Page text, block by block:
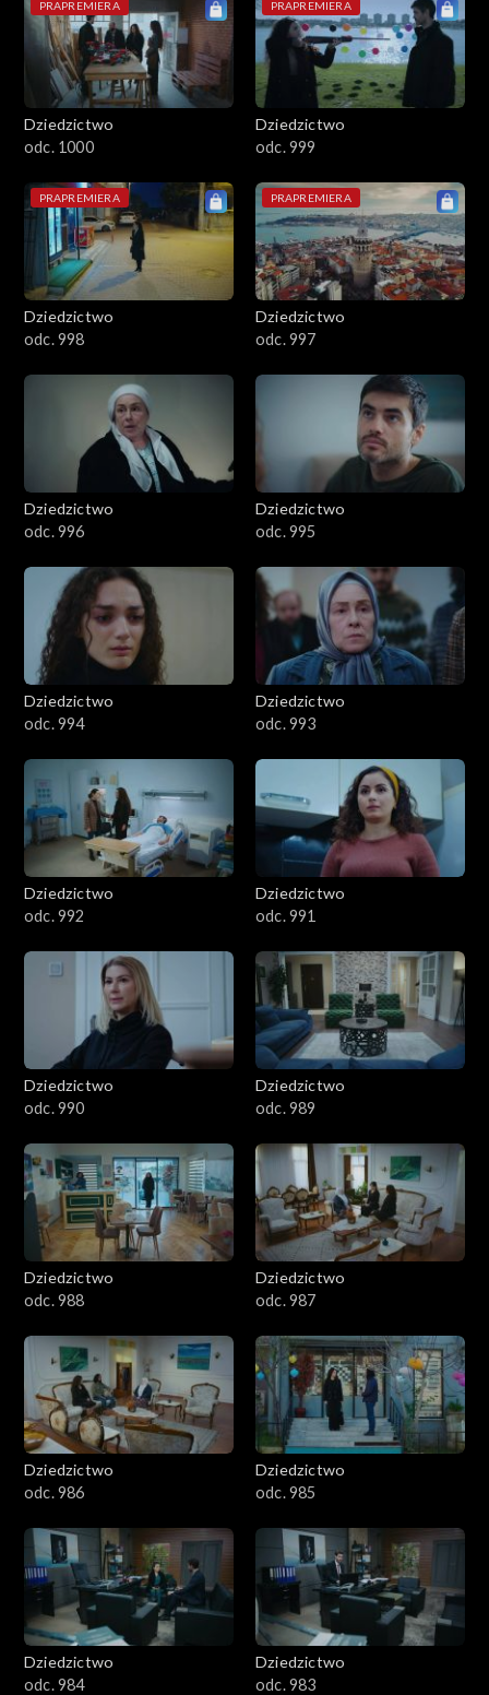
PRAPREMIERA
Dziedzictwo
odc. 1000
PRAPREMIERA
Dziedzictwo
odc. 999
PRAPREMIERA
Dziedzictwo
odc. 998
PRAPREMIERA
Dziedzictwo
odc. 997
Dziedzictwo
odc. 996
Dziedzictwo
odc. 995
Dziedzictwo
odc. 994
Dziedzictwo
odc. 993
Dziedzictwo
odc. 992
Dziedzictwo
odc. 991
Dziedzictwo
odc. 990
Dziedzictwo
odc. 989
Dziedzictwo
odc. 988
Dziedzictwo
odc. 987
Dziedzictwo
odc. 986
Dziedzictwo
odc. 985
Dziedzictwo
odc. 984
Dziedzictwo
odc. 983